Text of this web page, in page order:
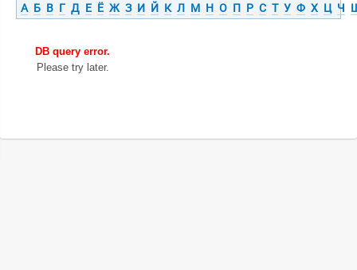
А Б В Г Д Е Ё Ж З И Й К Л М Н О П Р С Т У Ф Х Ц Ч
DB query error.
Please try later.